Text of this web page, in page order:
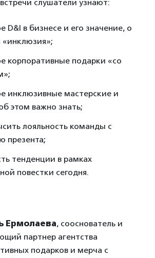
слушатели узнают:
D&I в бизнесе и его значение, о
«инклюзия»;
корпоративные подарки «со
инклюзивные мастерские и
этом важно знать;
лояльность команды с
презента;
тенденции в рамках
повестки сегодня.
Ермолаева, сооснователь и
партнер агентства
подарков и мерча с